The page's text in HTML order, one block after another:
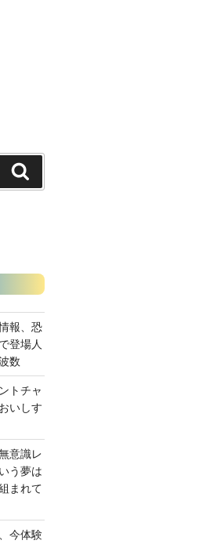
索
報、恐
登場人
数
トチャ
いしす
意識レ
う夢は
まれて
今体験